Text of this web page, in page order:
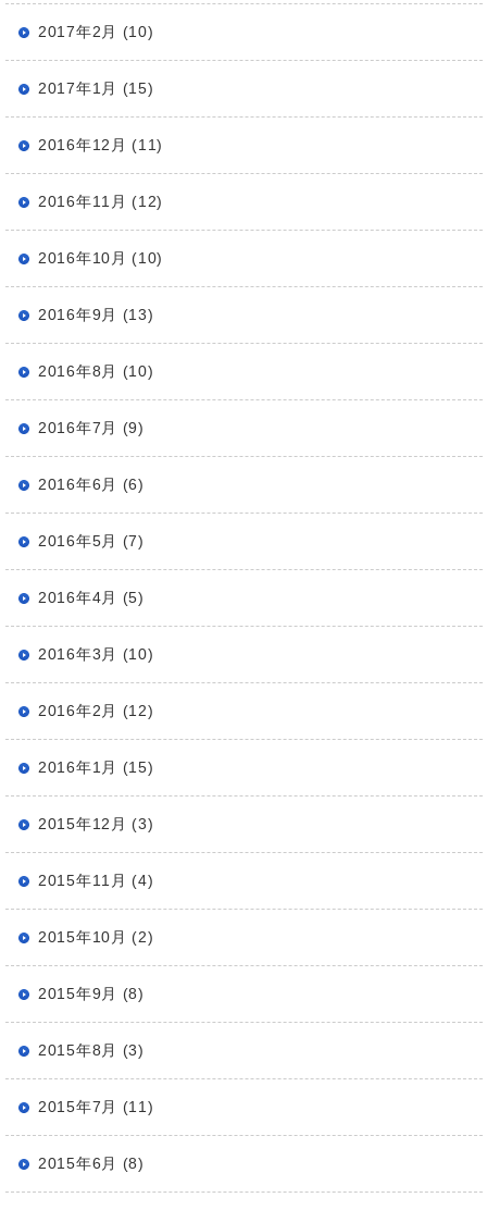
2017年2月 (10)
2017年1月 (15)
2016年12月 (11)
2016年11月 (12)
2016年10月 (10)
2016年9月 (13)
2016年8月 (10)
2016年7月 (9)
2016年6月 (6)
2016年5月 (7)
2016年4月 (5)
2016年3月 (10)
2016年2月 (12)
2016年1月 (15)
2015年12月 (3)
2015年11月 (4)
2015年10月 (2)
2015年9月 (8)
2015年8月 (3)
2015年7月 (11)
2015年6月 (8)